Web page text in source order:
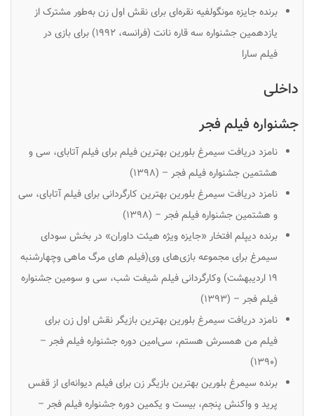
برنده جایزه مونگولفیه نقره‌ای برای نقش اول زن به‌طور مشترک از
یازدهمین جشنواره سه قاره نانت (فرانسه، ۱۹۹۲) برای بازی در
فیلم سارا
داخلی
جشنواره فیلم فجر
نامزد دریافت سیمرغ بلورین بهترین فیلم برای فیلمآتابای، سی و
هشتمین جشنواره فیلم فجر – (۱۳۹۸)
نامزد دریافت سیمرغ بلورین بهترین کارگردانی برای فیلمآتابای، سی
و هشتمین جشنواره فیلم فجر – (۱۳۹۸)
برنده دیپلم افتخار «جایزه ویژه هیئت داوران» در بخش سودای
سیمرغ برای مجموعه بازی‌های وی(فیلم های مرگ ماهی وچهارشنبه
۱۹ اردیبهشت) وکارگردانی فیلم
شیفت شب، سی و سومین جشنواره
فیلم فجر – (۱۳۹۳)
نامزد دریافت سیمرغ بلورین بهترین بازیگر نقش اول زن برای
فیلممن همسرش هستم، سی‌امین دوره جشنواره فیلم فجر –
(۱۳۹۰)
برنده سیمرغ بلورین بهترین بازیگر زن برای فیلم دیوانه‌ای از قفس
پریدوواکنش پنجم، بیست و یکمین دوره جشنواره فیلم فجر –